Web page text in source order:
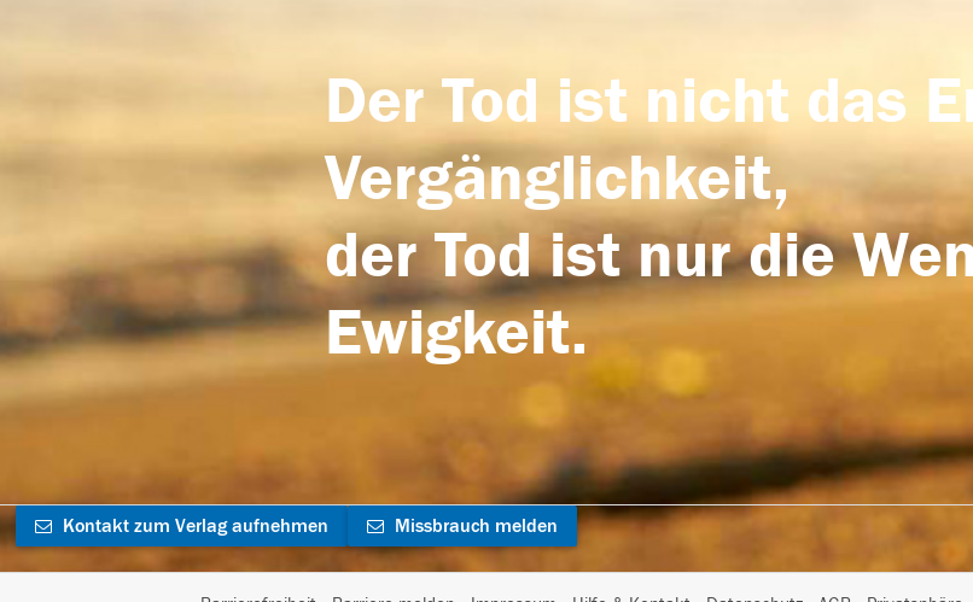
Der Tod ist nicht das
Vergänglichkeit,
der Tod ist nur die
Ewigkeit.
Kontakt zum Verlag aufnehmen Missbrauch melden